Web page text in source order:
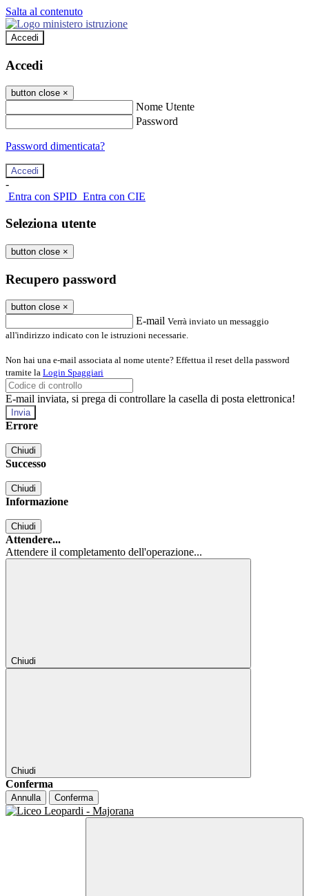
Salta al contenuto
Accedi
Accedi
button close ×
Nome Utente
Password
Password dimenticata?
-
Entra con SPID Entra con CIE
Seleziona utente
button close ×
Recupero password
button close ×
E-mail Verrà inviato un messaggio
all'indirizzo indicato con le istruzioni necessarie.
Non hai una e-mail associata al nome utente? Effettua il reset della password
tramite la Login Spaggiari
E-mail inviata, si prega di controllare la casella di posta elettronica!
Errore
Chiudi
Successo
Chiudi
Informazione
Chiudi
Attendere...
Attendere il completamento dell'operazione...
Chiudi
Chiudi
Conferma
Annulla Conferma